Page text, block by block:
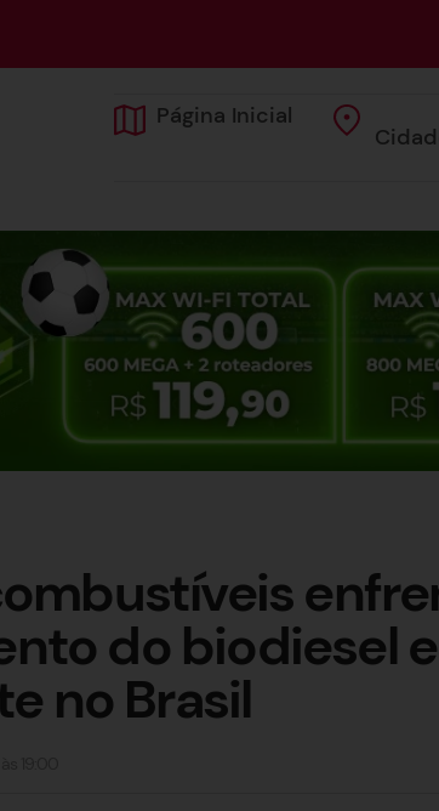
Página Inicial
do biodiesel
no Brasil